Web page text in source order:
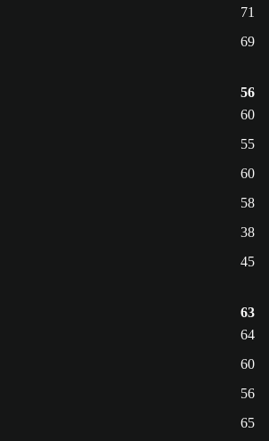
71
69
56
60
55
60
58
38
45
63
64
60
56
65